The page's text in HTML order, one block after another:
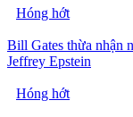
Hóng hớt
Bill Gates thừa nhận
Jeffrey Epstein
Hóng hớt